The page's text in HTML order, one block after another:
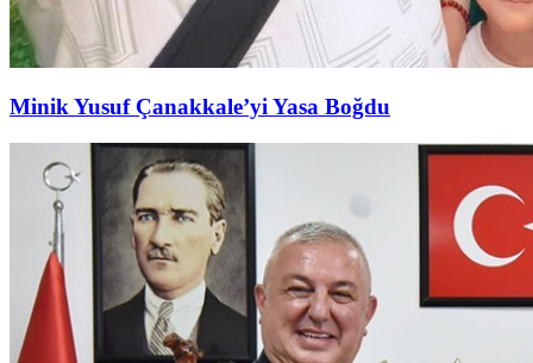
Minik Yusuf Çanakkale’yi Yasa Boğdu